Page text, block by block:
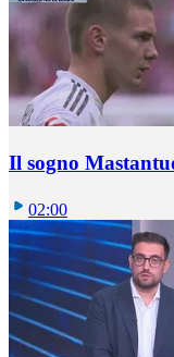
Il sogno
02:00